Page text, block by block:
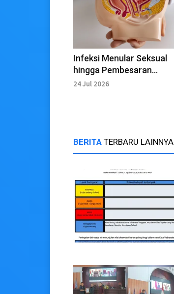
Infeksi Menular Seksual
hingga Pembesaran
Prostat Jadi Penyebab
24 Jul 2026
BERITA TERBARU LAINNYA